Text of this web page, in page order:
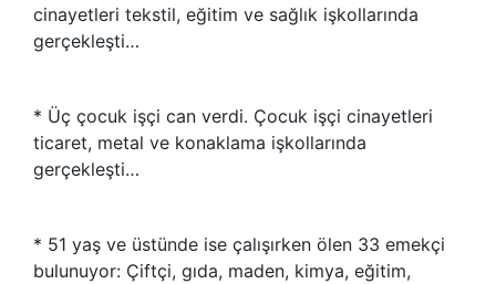
cinayetleri tekstil, eğitim ve sağlık işkollarında
gerçekleşti…
* Üç çocuk işçi can verdi. Çocuk işçi cinayetleri
ticaret, metal ve konaklama işkollarında
gerçekleşti…
* 51 yaş ve üstünde ise çalışırken ölen 33 emekçi
bulunuyor: Çiftçi, gıda, maden, kimya, eğitim,